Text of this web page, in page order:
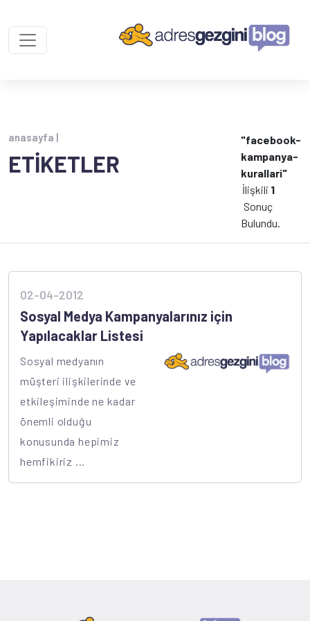
anasayfa |
ETİKETLER
"facebook-
kampanya-
kurallari"
İlişkili 1
Sonuç
Bulundu.
02-04-2012
Sosyal Medya Kampanyalarınız için
Yapılacaklar Listesi
Sosyal medyanın
müşteri ilişkilerinde ve
etkileşiminde ne kadar
önemli olduğu
konusunda hepimiz
hemfikiriz ...